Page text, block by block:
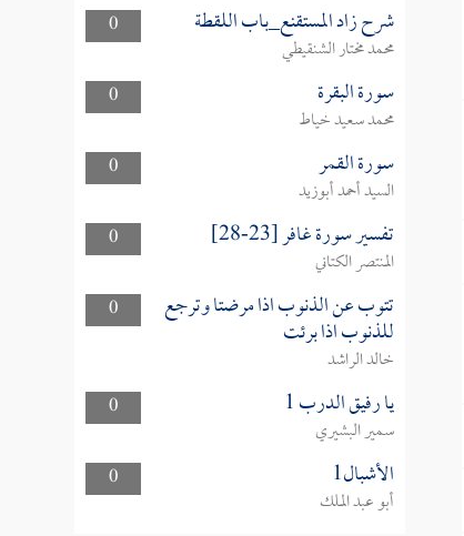
0 شرح زاد المستقنع_باب اللقطة
محمد مختار الشنقيطي
0
سورة البقرة
محمد سعيد خياط
0
سورة القمر
السيد أحمد أبوزيد
0
تفسير سورة غافر [23-28]
المنتصر الكتاني
0
تتوب عن الذنوب اذا مرضتا وترجع
للذنوب اذا برئت
خالد الراشد
0
يا رفيق الدرب 1
سمير البشيري
0
الأشبال1
أبو عبد الملك